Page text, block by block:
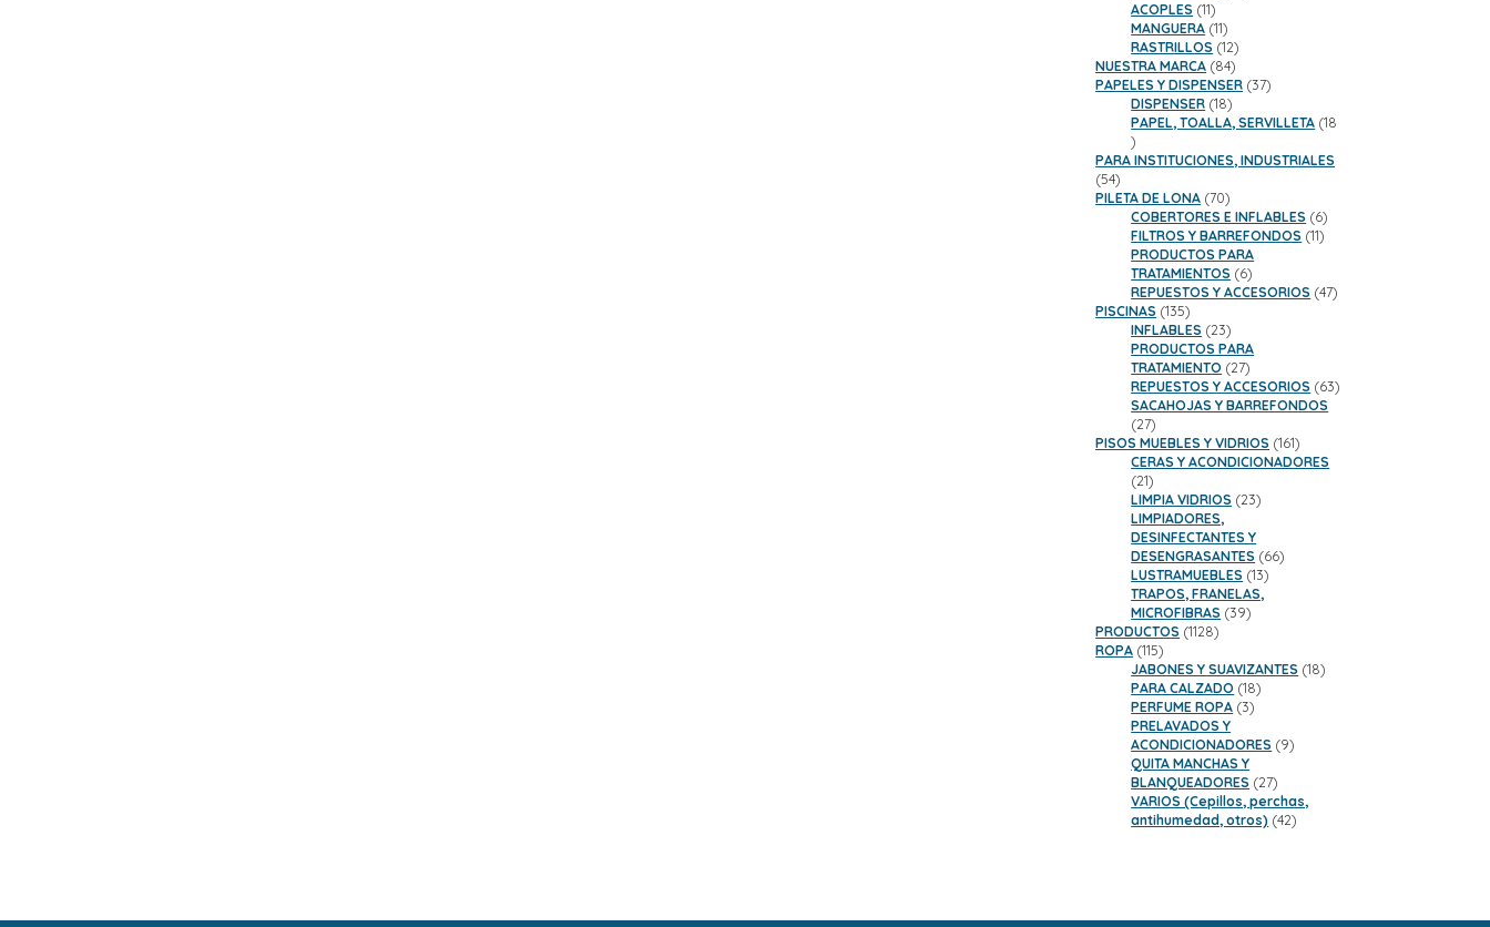
ACOPLES 1111
productos
MANGUERA 1111
productos
RASTRILLOS 1212
productos
NUESTRA MARCA 8484
productos
PAPELES Y DISPENSER 3737
DISPENSER 1818
productos
PAPEL, TOALLA, SERVILLETA 18
18
productos
PARA INSTITUCIONES, INDUSTRIALES
5454
productos
PILETA DE LONA 7070
productos
COBERTORES E INFLABLES 66
productos
FILTROS Y BARREFONDOS 1111
PRODUCTOS PARA
TRATAMIENTOS 66
productos
REPUESTOS Y ACCESORIOS 4747
PISCINAS 135135
productos
INFLABLES 2323
productos
PRODUCTOS PARA
TRATAMIENTO 2727
productos
REPUESTOS Y ACCESORIOS 6363
SACAHOJAS Y BARREFONDOS
2727
productos
PISOS MUEBLES Y VIDRIOS 161161
productos
CERAS Y ACONDICIONADORES
2121
productos
LIMPIA VIDRIOS 2323
LIMPIADORES,
DESINFECTANTES Y
DESENGRASANTES 6666
LUSTRAMUEBLES 1313
TRAPOS, FRANELAS,
MICROFIBRAS 3939
PRODUCTOS 11281128
ROPA 115115
productos
JABONES Y SUAVIZANTES 1818
PARA CALZADO 1818
PERFUME ROPA 33
PRELAVADOS Y
ACONDICIONADORES 99
QUITA MANCHAS Y
BLANQUEADORES 2727
productos
VARIOS (Cepillos, perchas,
antihumedad, otros) 4242